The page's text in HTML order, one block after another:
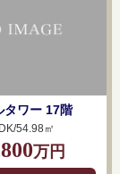
タワー 17階
54.98㎡
万円